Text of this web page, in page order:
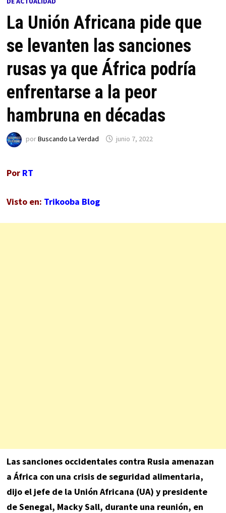
La Unión Africana pide que
se levanten las sanciones
rusas ya que África podría
enfrentarse a la peor
hambruna en décadas
porBuscando La Verdad junio 7, 2022
Por RT
Visto en: Trikooba Blog
Las sanciones occidentales contra Rusia amenazan
a África con una crisis de seguridad alimentaria,
dijo el jefe de la Unión Africana (UA) y presidente
de Senegal, Macky Sall, durante una reunión, en